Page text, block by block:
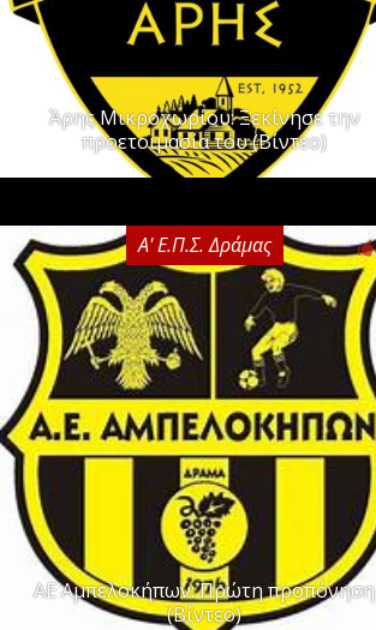
Άρης Μικροχωρίου: Ξεκίνησε την
προετοιμασία του (Βίντεο)
Α' Ε.Π.Σ. Δράμας
ΑΕ Αμπελοκήπων: Πρώτη προπόνηση
(Βίντεο)